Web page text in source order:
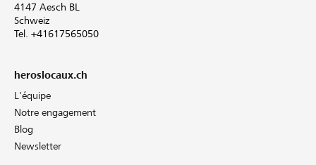
4147 Aesch BL
Schweiz
Tel. +41617565050
heroslocaux.ch
L'équipe
Notre engagement
Blog
Newsletter